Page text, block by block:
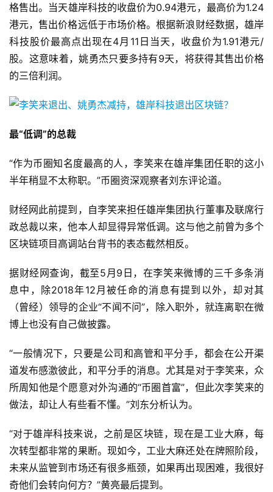
格售出。当天雄岸科技的收盘价为0.94港元，最高价为1.24
港元，售出价格远低于市场价格。根据新浪财经数据，雄岸
科技股价最高点出现在4月11日当天，收盘价为1.91港元/
股。这意味着，姚勇杰只要多持有9天，将获得其售出价格
的三倍利润。
最“低调”的总裁
“作为币圈知名度最高的人，李笑来在雄岸集团任职的这小
半年稍显不太称职。”币圈资深观察者刘东评论道。
财经网此前提到，自李笑来担任雄岸集团执行董事及联席行
政总裁以来，他本人却显得异常低调。这与他之前曾为多个
区块链项目高调站台背书的表态截然相反。
据财经网查询，截至5月9日，在李笑来微博的三千多条消
息中，除2018年12月被任命的消息有提到以外，却对其
（曾经）领导的企业“不闻不问”，除入职外，就连离职在微
博上也没有自己做披露。
“一般情况下，只要是公司和高管和平分手，都会在公开渠
道发布感激彼此，和平分手的消息。尤其是对于李笑来，众
所周知他是个愿意对外沟通的“币圈首富”，但此次李笑来的
做法，却让人有些看不懂。”刘东分析认为。
“对于雄岸科技来说，之前是区块链，现在是工业大麻，每
次转型都非常的果断。现如今，工业大麻还处在牌照阶段，
未来从监管到市场还有很多瓶颈，如果再出现困难，我很好
奇他们会转向何方？”黄亮最后提到。